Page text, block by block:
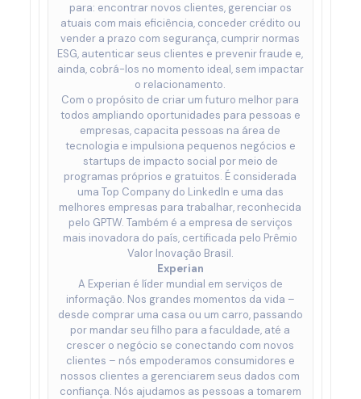
para: encontrar novos clientes, gerenciar os
atuais com mais eficiência, conceder crédito ou
vender a prazo com segurança, cumprir normas
ESG, autenticar seus clientes e prevenir fraude e,
ainda, cobrá-los no momento ideal, sem impactar
o relacionamento.
Com o propósito de criar um futuro melhor para
todos ampliando oportunidades para pessoas e
empresas, capacita pessoas na área de
tecnologia e impulsiona pequenos negócios e
startups de impacto social por meio de
programas próprios e gratuitos. É considerada
uma Top Company do LinkedIn e uma das
melhores empresas para trabalhar, reconhecida
pelo GPTW. Também é a empresa de serviços
mais inovadora do país, certificada pelo Prêmio
Valor Inovação Brasil.
Experian
A Experian é líder mundial em serviços de
informação. Nos grandes momentos da vida –
desde comprar uma casa ou um carro, passando
por mandar seu filho para a faculdade, até a
crescer o negócio se conectando com novos
clientes – nós empoderamos consumidores e
nossos clientes a gerenciarem seus dados com
confiança. Nós ajudamos as pessoas a tomarem